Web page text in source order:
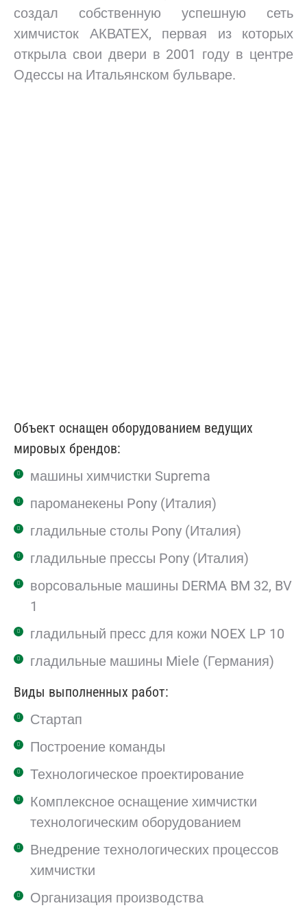
создал собственную успешную сеть
химчисток АКВАТЕХ, первая из которых
открыла свои двери в 2001 году в центре
Одессы на Итальянском бульваре.
Объект оснащен оборудованием ведущих
мировых брендов:
машины химчистки Suprema
пароманекены Pony (Италия)
гладильные столы Pony (Италия)
гладильные прессы Pony (Италия)
ворсовальные машины DERMA BM 32, BV
1
гладильный пресс для кожи NOEX LP 10
гладильные машины Miele (Германия)
Виды выполненных работ:
Стартап
Построение команды
Технологическое проектирование
Комплексное оснащение химчистки
технологическим оборудованием
Внедрение технологических процессов
химчистки
Организация производства